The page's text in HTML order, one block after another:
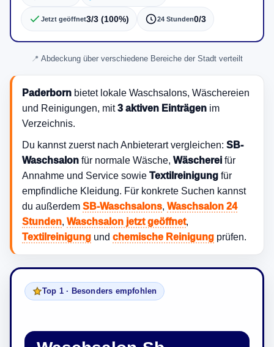
Jetzt geöffnet3/3 (100%) 24 Stunden0/3
Abdeckung über verschiedene Bereiche der Stadt verteilt
Paderborn bietet lokale Waschsalons, Wäschereien
und Reinigungen, mit3 aktiven Einträgen im
Verzeichnis.
Du kannst zuerst nach Anbieterart vergleichen: SB-
Waschsalon für normale Wäsche, Wäscherei für
Annahme und Service sowie Textilreinigung für
empfindliche Kleidung. Für konkrete Suchen kannst
du außerdem SB-Waschsalons, Waschsalon 24
Stunden, Waschsalon jetzt geöffnet,
Textilreinigung und chemische Reinigung prüfen.
Top 1 · Besonders empfohlen